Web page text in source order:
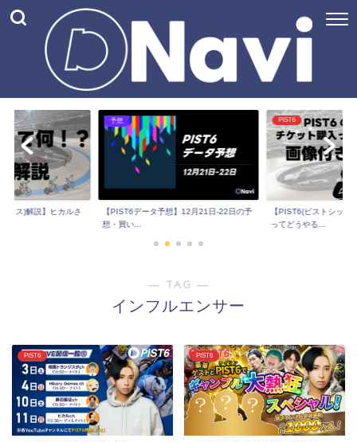
クス)解説】ヒカルさ
予想
【PIST6データ予想】12月21日-22日の予
想・買い...
PIST6
【PIST6(ピストシック
ってどうやる...
― TAG ―
インフルエンサー
PIST6 PIST6